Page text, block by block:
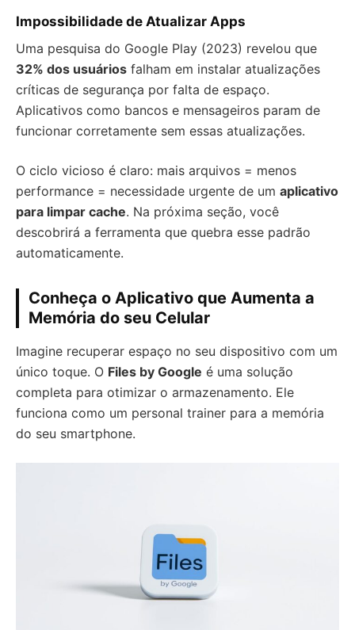
Impossibilidade de Atualizar Apps
Uma pesquisa do Google Play (2023) revelou que
32% dos usuários falham em instalar atualizações
críticas de segurança por falta de espaço.
Aplicativos como bancos e mensageiros param de
funcionar corretamente sem essas atualizações.
O ciclo vicioso é claro: mais arquivos = menos
performance = necessidade urgente de um aplicativo
para limpar cache. Na próxima seção, você
descobrirá a ferramenta que quebra esse padrão
automaticamente.
Conheça o Aplicativo que Aumenta a
Memória do seu Celular
Imagine recuperar espaço no seu dispositivo com um
único toque. O Files by Google é uma solução
completa para otimizar o armazenamento. Ele
funciona como um personal trainer para a memória
do seu smartphone.